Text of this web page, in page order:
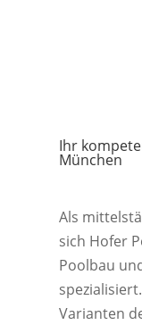
Ihr
München
Als
sich Hofer
Poolbau
Varianten